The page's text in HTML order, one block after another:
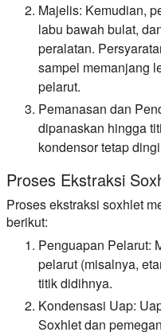
Majelis: Kemudian,
labu bawah bulat,
peralatan.
sampel memanjang
pelarut.
Pemanasan dan
dipanaskan hingga
kondensor tetap
Proses Ekstraksi
Proses ekstraksi soxhlet
berikut:
Penguapan Pelarut:
pelarut (misalnya,
titik didihnya.
Kondensasi Uap:
Soxhlet dan